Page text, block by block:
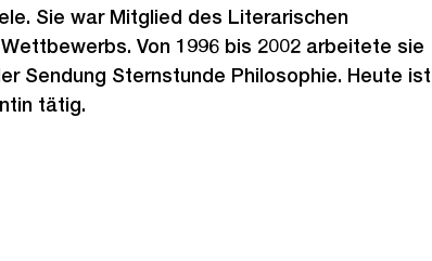
Sie war Mitglied des Literarischen
Von 1996 bis 2002 arbeitete sie
Sendung Sternstunde Philosophie. Heute ist
tätig.